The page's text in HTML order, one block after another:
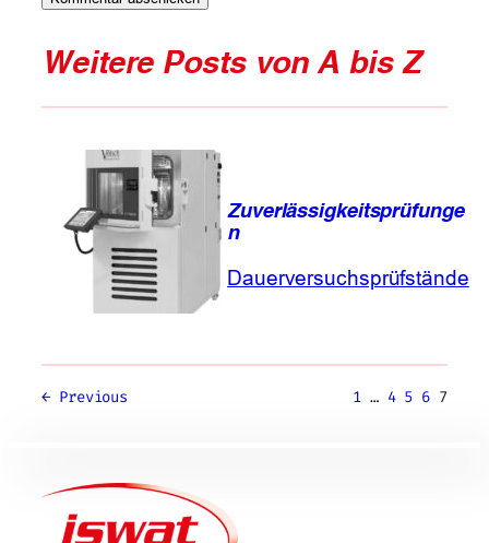
Weitere Posts von A bis Z
Zuverlässigkeitsprüfunge
n
Dauerversuchsprüfstände
← Previous 1 … 4 5 6 7